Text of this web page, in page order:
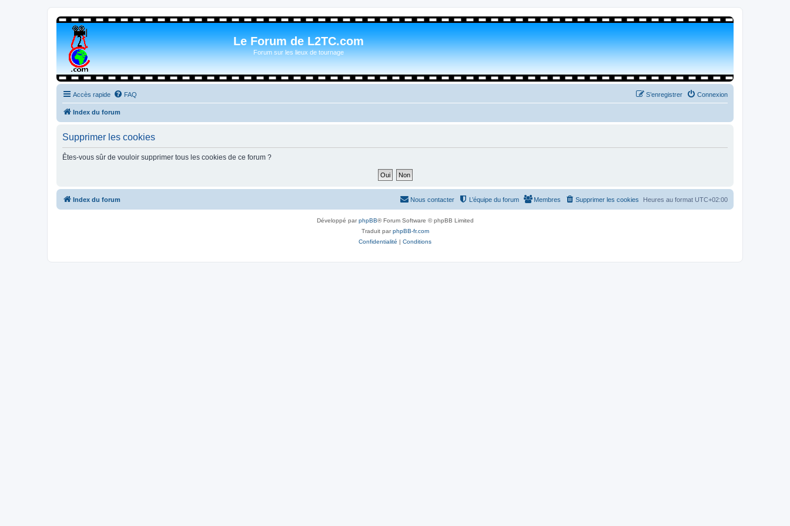
Le Forum de L2TC.com
Forum sur les lieux de tournage
Accès rapide FAQ Connexion
S’enregistrer
Index du forum
Supprimer les cookies
Êtes-vous sûr de vouloir supprimer tous les cookies de ce forum ?
Index du forum Heures au format UTC+02:00
Supprimer les cookies
Membres
L’équipe du forum
Nous contacter
Développé parphpBB® Forum Software © phpBB Limited
Traduit parphpBB-fr.com
Confidentialité | Conditions